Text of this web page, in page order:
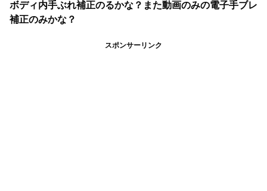
ボディ内手ぶれ補正のるかな？また動画のみの電子手ブレ
補正のみかな？
スポンサーリンク